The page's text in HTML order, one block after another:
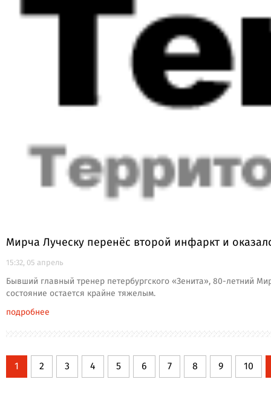
Мирча Луческу перенёс второй инфаркт и
15:32, 05 апрель
Бывший главный тренер петербургского «Зенита», 80-летний
состояние остается крайне тяжелым.
подробнее
1 2 3 4 5 6 7 8 9 10